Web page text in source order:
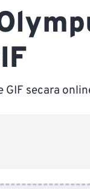
GIF secara